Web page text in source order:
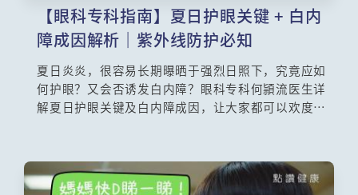
【眼科专科指南】夏日护眼关键 + 白内
障成因解析｜紫外线防护必知
夏日炎炎，很容易长期曝晒于强烈日照下，究竟应如
何护眼？又会否诱发白内障？眼科专科何頴流医生详
解夏日护眼关键及白内障成因，让大家都可以欢度炎